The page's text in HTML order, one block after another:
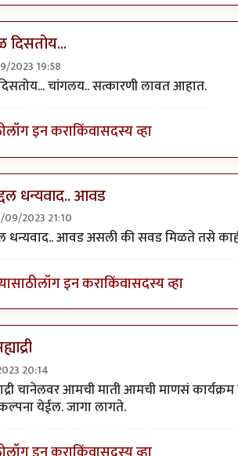
दिसतोय...
2023 19:58
चांगलय.. सत्कारणी लावत आहात.
लॉग इन कराकिंवासदस्य व्हा
धन्यवाद.. आवड
09/2023 21:10
बराच मोकळा वेळ दिसतोय...byअहिरावण
धन्यवाद.. आवड असली की सवड मिळते तसे
लॉग इन कराकिंवासदस्य व्हा
20:14
चानेलवर आमची माती आमची माणसं
येईल. जागा लागते.